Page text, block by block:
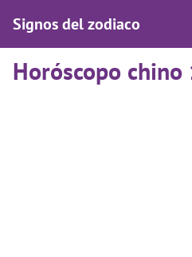
Signos del zodiaco
Horóscopo chino